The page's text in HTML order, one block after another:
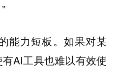
能力短板。如果对某
AI工具也难以有效使